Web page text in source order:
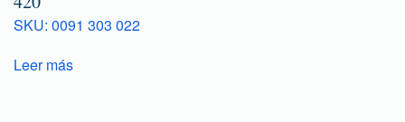
SKU: 0091 303 022
Leer más